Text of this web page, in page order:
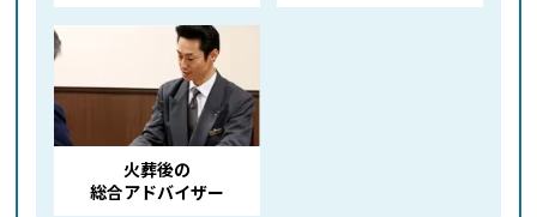
火葬後の
総合アドバイザー